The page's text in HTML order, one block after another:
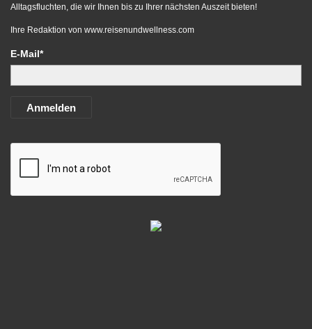
Alltagsfluchten, die wir Ihnen bis zu Ihrer nächsten Auszeit bieten!
Ihre Redaktion von www.reisenundwellness.com
E-Mail*
Anmelden